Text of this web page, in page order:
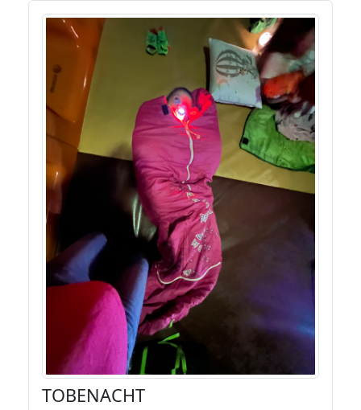
TOBENACHT